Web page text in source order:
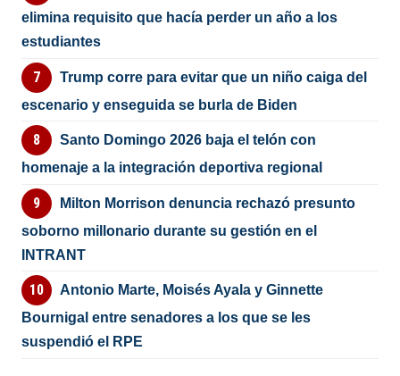
elimina requisito que hacía perder un año a los
estudiantes
Trump corre para evitar que un niño caiga del
escenario y enseguida se burla de Biden
Santo Domingo 2026 baja el telón con
homenaje a la integración deportiva regional
Milton Morrison denuncia rechazó presunto
soborno millonario durante su gestión en el
INTRANT
Antonio Marte, Moisés Ayala y Ginnette
Bournigal entre senadores a los que se les
suspendió el RPE